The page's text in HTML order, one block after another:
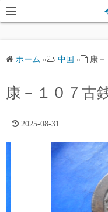
コ
ン
ス
プ
ホーム » 中国 » 康
康－１０７古
2025-08-31